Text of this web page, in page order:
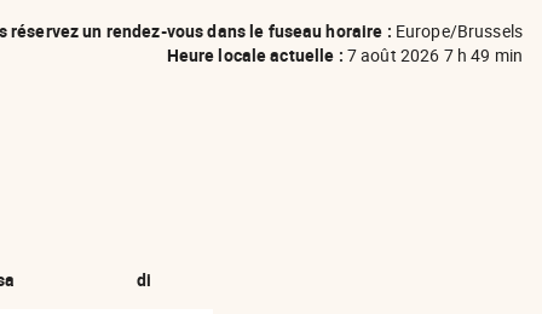
réservez un rendez-vous dans le fuseau horaire : Europe/Brussels
Heure locale actuelle : 7 août 2026 7 h 49 min
di